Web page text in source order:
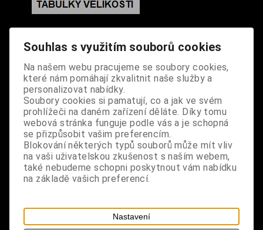
Souhlas s využitím souborů cookies
Na našem webu pracujeme se soubory cookies,
které nám pomáhají zkvalitnit naše služby a
personalizovat nabídky.
Soubory cookies si pamatují, co a jak ve svém
prohlížeči na daném zařízení děláte. Díky tomu
webová stránka funguje podle vás a je schopná
se přizpůsobit vašim preferencím.
Blokování některých typů souborů může mít vliv
na vaši uživatelskou zkušenost s naším webem,
také nebudeme schopni poskytnout vám nabídku
na základě vašich preferencí.
Nastavení